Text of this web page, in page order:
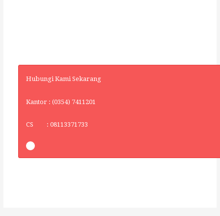
Hubungi Kami Sekarang
Kantor : (0354) 7411201
CS : 08113371733